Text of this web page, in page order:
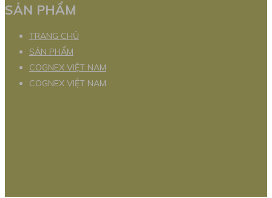
SẢN PHẨM
TRANG CHỦ
SẢN PHẨM
COGNEX VIỆT NAM
COGNEX VIỆT NAM